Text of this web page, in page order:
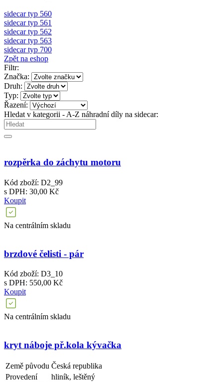
sidecar typ 560
sidecar typ 561
sidecar typ 562
sidecar typ 563
sidecar typ 700
Zpět na eshop
Filtr:
Značka:
Druh:
Typ:
Řazení:
Hledat v kategorii - A-Z náhradní díly na sidecar:
rozpěrka do záchytu motoru
Kód zboží: D2_99
s DPH: 30,00 Kč
Koupit
Na centrálním skladu
brzdové čelisti - pár
Kód zboží: D3_10
s DPH: 550,00 Kč
Koupit
Na centrálním skladu
kryt náboje př.kola kývačka
Země původu Česká republika
Provedení
hliník, leštěný